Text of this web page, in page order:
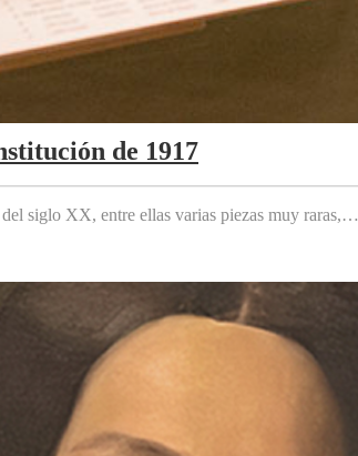
de 1917
del siglo XX, entre ellas varias piezas muy raras,…